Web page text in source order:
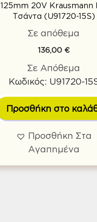
125mm 20V Krausmann
Τσάντα (U91720-15S)
Σε απόθεμα
136,00 €
Σε Απόθεμα
Κωδικός: U91720-
Προσθήκη στο
Προσθήκη Στα
Αγαπημένα